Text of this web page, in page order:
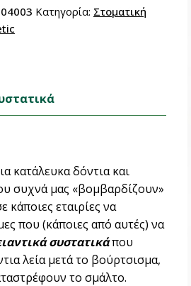
Κατηγορία: Στοματική
κατάλευκα δόντια και
συχνά μας «βομβαρδίζουν»
κάποιες εταιρίες να
που (κάποιες από αυτές) να
συστατικάπου
λεία μετά το βούρτσισμα,
το σμάλτο.